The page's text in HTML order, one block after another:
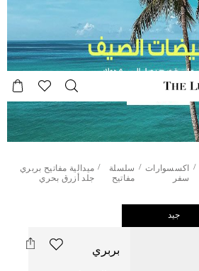
/
اكسسوارات
سفر
/ سلسلة
مفاتيح
/ ميدالية مفاتيح بربري
جلد أزرق بحري
جيد
بربري